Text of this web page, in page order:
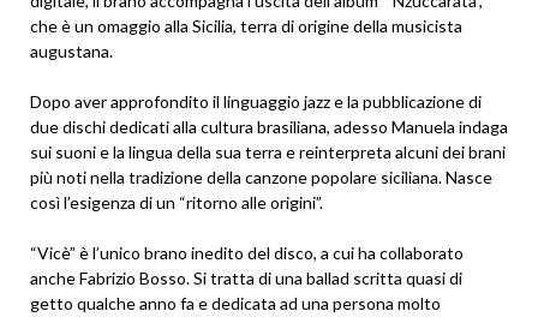
che è un omaggio alla Sicilia, terra di origine della musicista
augustana.
Dopo aver approfondito il linguaggio jazz e la pubblicazione di
due dischi dedicati alla cultura brasiliana, adesso Manuela indaga
sui suoni e la lingua della sua terra e reinterpreta alcuni dei brani
più noti nella tradizione della canzone popolare siciliana. Nasce
così l’esigenza di un “ritorno alle origini”.
“Vicè” è l’unico brano inedito del disco, a cui ha collaborato
anche Fabrizio Bosso. Si tratta di una ballad scritta quasi di
getto qualche anno fa e dedicata ad una persona molto